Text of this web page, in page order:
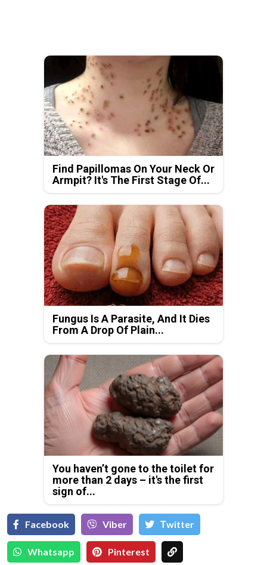
Find Papillomas On Your Neck Or
Armpit? It's The First Stage Of...
Fungus Is A Parasite, And It Dies
From A Drop Of Plain...
You haven’t gone to the toilet for
more than 2 days – it's the first
sign of...
Facebook Viber Тwitter
Whatsapp Pinterest